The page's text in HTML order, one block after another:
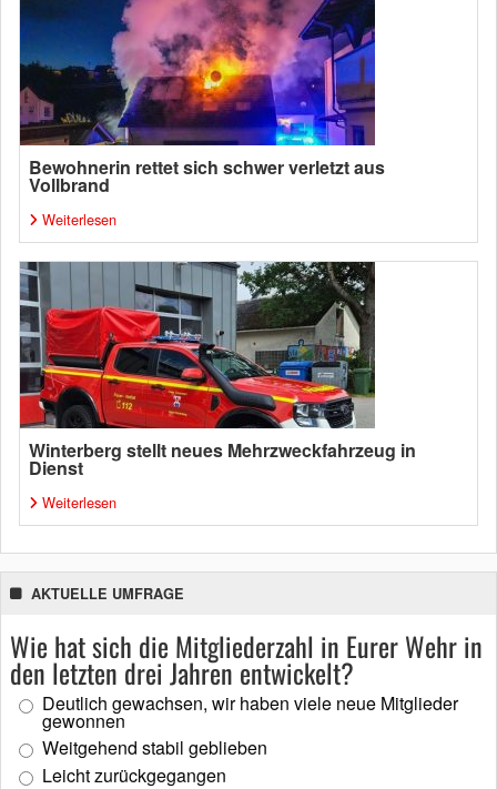
Bewohnerin rettet sich schwer verletzt aus
Vollbrand
Weiterlesen
Winterberg stellt neues Mehrzweckfahrzeug in
Dienst
Weiterlesen
AKTUELLE UMFRAGE
Wie hat sich die Mitgliederzahl in Eurer Wehr in
den letzten drei Jahren entwickelt?
Deutlich gewachsen, wir haben viele neue Mitglieder
gewonnen
Weitgehend stabil geblieben
Leicht zurückgegangen